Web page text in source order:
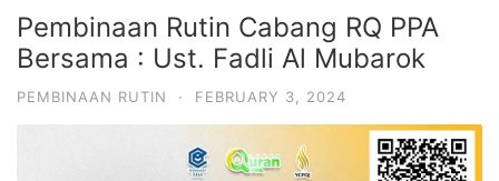
Pembinaan Rutin Cabang RQ PPA
Bersama : Ust. Fadli Al Mubarok
PEMBINAAN RUTIN · FEBRUARY 3, 2024